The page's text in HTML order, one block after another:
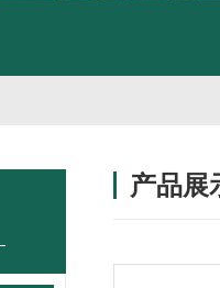
产品展